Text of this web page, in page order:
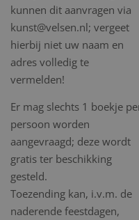
kunnen dit aanvragen via
kunst@velsen.nl; vergeet
hierbij niet uw naam en
adres volledig te
vermelden!
Er mag slechts 1 boekje
persoon worden
aangevraagd; deze wordt
gratis ter beschikking
gesteld.
Toezending kan, i.v.m. de
naderende feestdagen,